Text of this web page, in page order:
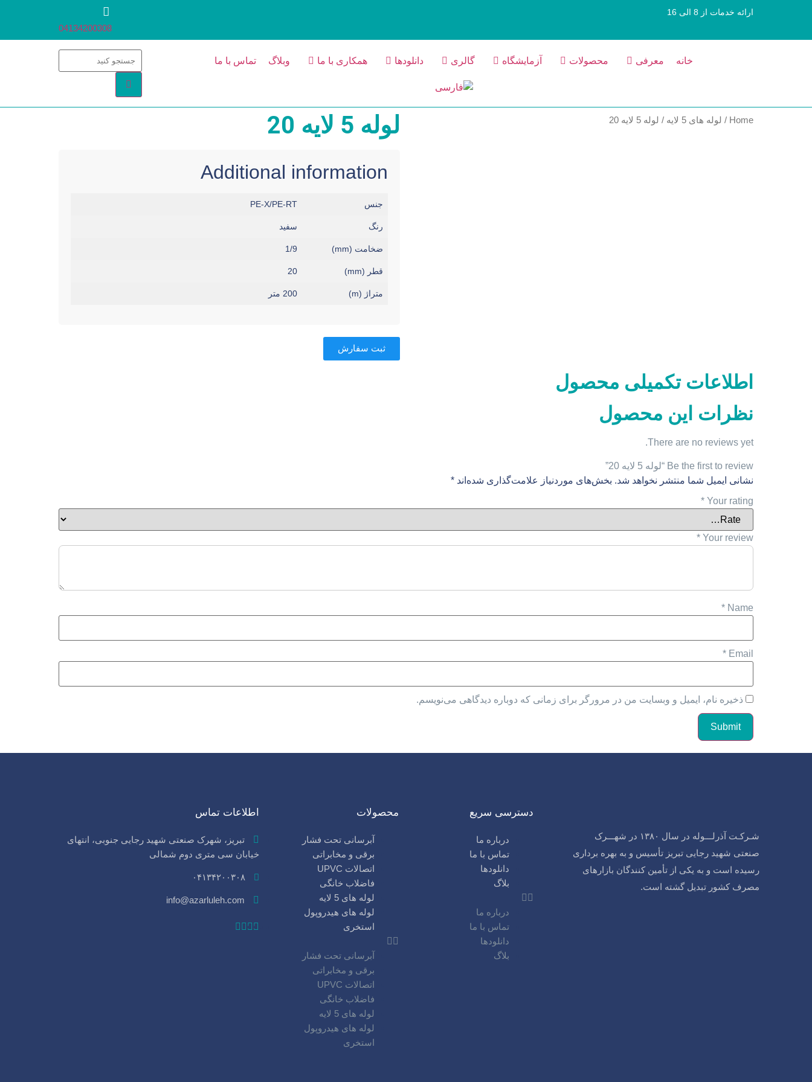
ارائه خدمات از 8 الی 16
04134200308
خانه معرفی محصولات آزمایشگاه گالری دانلودها همکاری با ما وبلاگ تماس با ما
Home
/ لوله های 5 لایه / لوله 5 لایه 20 لوله 5 لایه 20
Additional information
جنس PE-X/PE-RT
رنگ سفید
ضخامت (mm) 1/9
قطر (mm) 20
متراژ (m) 200 متر
ثبت سفارش
اطلاعات تکمیلی محصول
نظرات این محصول
There are no reviews yet.
Be the first to review “لوله 5 لایه 20”
نشانی ایمیل شما منتشر نخواهد شد. بخش‌های موردنیاز علامت‌گذاری شده‌اند *
Your rating
*
Your review
*
Name
*
Email
*
ذخیره نام، ایمیل و وبسایت من در مرورگر برای زمانی که دوباره دیدگاهی می‌نویسم.
شـرکـت آذرلـــوله در سال ۱۳۸۰ در شهـــرک
صنعتی شهید رجایی تبریز تأسیس و به بهره برداری
رسیده است و به یکی از تأمین کنندگان بازارهای
مصرف کشور تبدیل گشته است.
دسترسی سریع
درباره ما
تماس با ما
دانلودها
بلاگ
درباره ما
تماس با ما
دانلودها
بلاگ
محصولات
آبرسانی تحت فشار
برقی و مخابراتی
اتصالات UPVC
فاضلاب خانگی
لوله های 5 لایه
لوله های هیدروپول
استخری
آبرسانی تحت فشار
برقی و مخابراتی
اتصالات UPVC
فاضلاب خانگی
لوله های 5 لایه
لوله های هیدروپول
استخری
اطلاعات تماس
تبریز، شهرک صنعتی شهید رجایی جنوبی، انتهای
خیابان سی‌ متری دوم شمالی
۰۴۱۳۴۲۰۰۳۰۸
info@azarluleh.com